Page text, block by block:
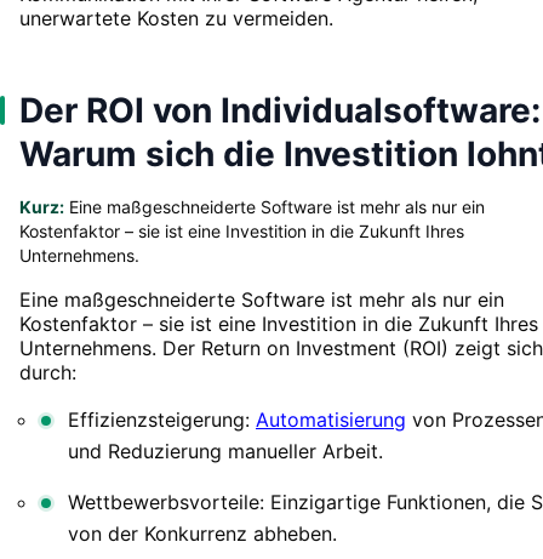
unerwartete Kosten zu vermeiden.
Der ROI von Individualsoftware:
Warum sich die Investition
Kurz: Eine maßgeschneiderte Software ist mehr als nur ein
Kostenfaktor – sie ist eine Investition in die Zukunft Ihres
Unternehmens.
Eine maßgeschneiderte Software ist mehr als nur ein
Kostenfaktor – sie ist eine Investition in die Zukunft Ihres
Unternehmens. Der Return on Investment (ROI) zeigt sich
durch:
Effizienzsteigerung: Automatisierung von
und Reduzierung manueller Arbeit.
Wettbewerbsvorteile: Einzigartige Funktionen, die
von der Konkurrenz abheben.